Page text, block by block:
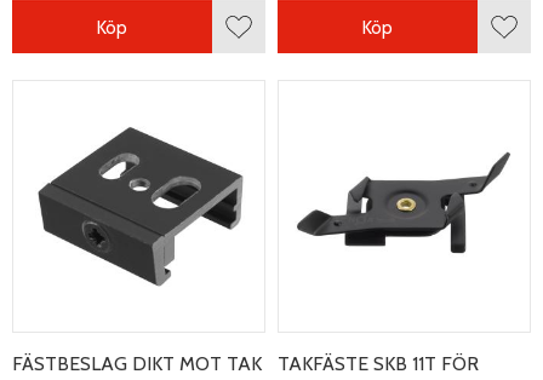
Lägg till i favoriter
Köp Köp
FÄSTBESLAG DIKT MOT TAK
TAKFÄSTE SKB 11T FÖR